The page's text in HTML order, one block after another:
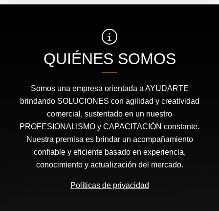
QUIÉNES SOMOS
Somos una empresa orientada a AYUDARTE
brindando SOLUCIONES con agilidad y creatividad
comercial, sustentado en un nuestro
PROFESIONALISMO y CAPACITACIÓN constante.
Nuestra premisa es brindar un acompañamiento
confiable y eficiente basado en experiencia,
conocimiento y actualización del mercado.
Políticas de privacidad